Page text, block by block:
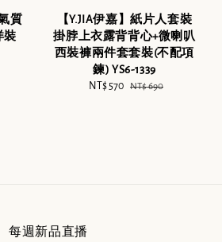
質
裝
【Y.JIA伊嘉】紙片人套裝
掛脖上衣露背背心+微喇叭
西裝褲兩件套套裝(不配項
鍊) YS6-1339
Sale
NT$ 570 Regular
NT$ 690
每週新品直播